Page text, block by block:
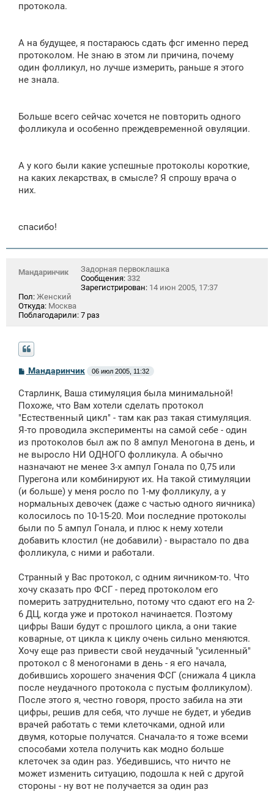
протокола.
А на будущее, я постараюсь сдать фсг именно перед
протоколом. Не знаю в этом ли причина, почему
один фолликул, но лучше измерить, раньше я этого
не знала.
Больше всего сейчас хочется не повторить одного
фолликула и особенно преждевременной овуляции.
А у кого были какие успешные протоколы короткие,
на каких лекарствах, в смысле? Я спрошу врача о
них.
спасибо!
Мандаринчик
Задорная первоклашка
Сообщения: 332
Зарегистрирован: 14 июн 2005, 17:37
Пол: Женский
Откуда: Москва
Поблагодарили: 7 раз
С
б
щ
е
н
и
Мандаринчик 06 июл 2005, 11:32
Старлинк, Ваша стимуляция была минимальной!
Похоже, что Вам хотели сделать протокол
"Естественный цикл" - там как раз такая стимуляция.
Я-то проводила эксперименты на самой себе - один
из протоколов был аж по 8 ампул Меногона в день, и
не выросло НИ ОДНОГО фолликула. А обычно
назначают не менее 3-х ампул Гонала по 0,75 или
Пурегона или комбинируют их. На такой стимуляции
(и больше) у меня росло по 1-му фолликулу, а у
нормальных девочек (даже с частью одного яичника)
колосилось по 10-15-20. Мои последние протоколы
были по 5 ампул Гонала, и плюс к нему хотели
добавить клостил (не добавили) - вырастало по два
фолликула, с ними и работали.
Странный у Вас протокол, с одним яичником-то. Что
хочу сказать про ФСГ - перед протоколом его
померить затруднительно, потому что сдают его на 2-
6 ДЦ, когда уже и протокол начинается. Поэтому
цифры Ваши будут с прошлого цикла, а они такие
коварные, от цикла к циклу очень сильно меняются.
Хочу еще раз привести свой неудачный "усиленный"
протокол с 8 меногонами в день - я его начала,
добившись хорошего значения ФСГ (снижала 4 цикла
после неудачного протокола с пустым фолликулом).
После этого я, честно говоря, просто забила на эти
цифры, решив для себя, что лучше не будет, и убедив
врачей работать с теми клеточками, одной или
двумя, которые получатся. Сначала-то я тоже всеми
способами хотела получить как модно больше
клеточек за один раз. Убедившись, что ничто не
может изменить ситуацию, подошла к ней с другой
стороны - ну вот не получается за один раз